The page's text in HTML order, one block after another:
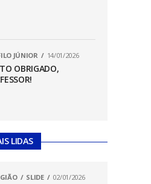
JÚNIOR 14/01/2026
OBRIGADO,
LIDAS
SLIDE 02/01/2026